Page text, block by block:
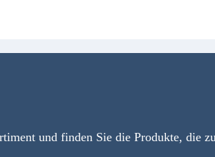
und finden Sie die Produkte, die